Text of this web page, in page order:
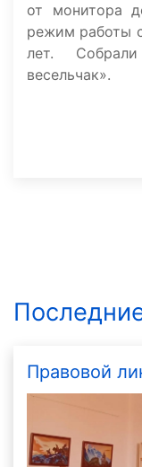
от монитора
режим работы
лет.
весельчак».
Правовой